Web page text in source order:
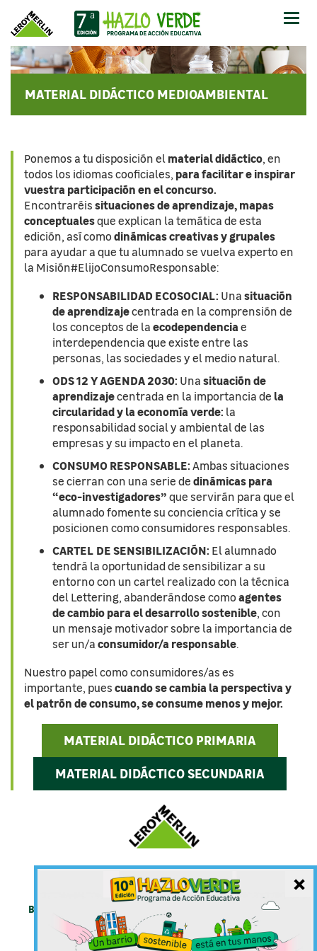
×
Abrir
MATERIAL DIDÁCTICO MEDIOAMBIENTAL
Ponemos a tu disposición el material didáctico, en
todos los idiomas cooficiales, para facilitar e inspirar
vuestra participación en el concurso.
Encontraréissituaciones de aprendizaje, mapas
conceptualesque explican la temática de esta
edición, así comodinámicas creativas y grupales
para ayudar a que tu alumnado se vuelva experto en
la Misión#ElijoConsumoResponsable:
RESPONSABILIDAD ECOSOCIAL: Unasituación
de aprendizajecentrada en la comprensión de
los conceptos de laecodependenciae
interdependencia que existe entre las
personas, las sociedades y el medio natural.
ODS 12 Y AGENDA 2030: Unasituación de
aprendizajecentrada en la importancia de la
circularidad y la economía verde: la
responsabilidad social y ambiental de las
empresas y su impacto en el planeta.
CONSUMO RESPONSABLE:Ambas situaciones
se cierran con una serie dedinámicas para
“eco-investigadores”que servirán para que el
alumnado fomente su conciencia crítica y se
posicionen como consumidores responsables.
CARTEL DE SENSIBILIZACIÓN: El alumnado
tendrá la oportunidad de sensibilizar a su
entorno con un cartel realizado con la técnica
del Lettering, abanderándose comoagentes
de cambio para el desarrollo sostenible, con
un mensaje motivador sobre la importancia de
ser un/aconsumidor/a responsable.
Nuestro papel como consumidores/as es
importante, puescuando se cambia la perspectiva y
el patrón de consumo, se consume menos y mejor.
MATERIAL DIDÁCTICO PRIMARIA
MATERIAL DIDÁCTICO SECUNDARIA
Bases del concurso Política de Cookies
Aviso Legal
Mapa web
Preguntas Frecuentes
Contacto